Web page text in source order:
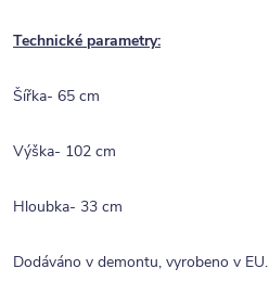
Technické parametry:
Šířka- 65 cm
Výška- 102 cm
Hloubka- 33 cm
Dodáváno v demontu, vyrobeno v EU.